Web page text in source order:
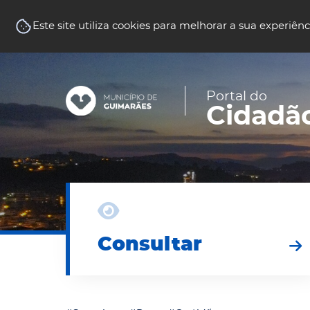
Este site utiliza cookies para melhorar a sua
Balcão Virtual
Portal do
Consultar